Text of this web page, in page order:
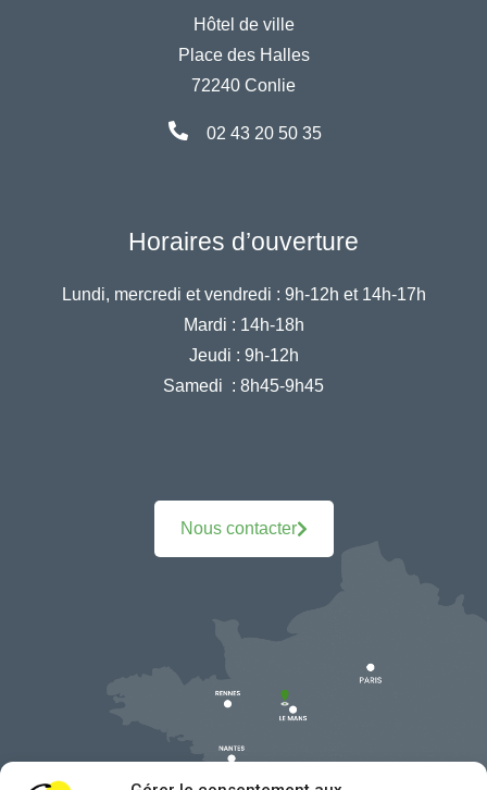
Hôtel de ville
Place des Halles
72240 Conlie
02 43 20 50 35
Horaires d’ouverture
Lundi, mercredi et vendredi : 9h-12h et 14h-17h
Mardi : 14h-18h
Jeudi : 9h-12h
Samedi : 8h45-9h45
Nous contacter